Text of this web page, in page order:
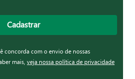
Cadastrar
concorda com o envio de nossas
mais, veja nossa política de privacidade